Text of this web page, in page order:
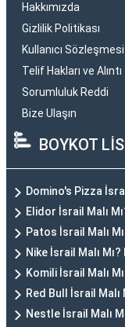
Hakkımızda
Gizlilik Politikası
Kullanıcı Sözleşmesi
Telif Hakları ve Alıntı
Sorumluluk Reddi
Bize Ulaşın
BOYKOT
Domino's Pizza
Elidor İsrail Malı
Patos İsrail Malı
Nike İsrail Malı
Komili İsrail Malı
Red Bull İsrail
Nestle İsrail Malı